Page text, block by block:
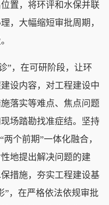
置，将环评和水保并联
，大幅缩短审批周期，
，在可研阶段，让环
设内容，对工程建设中
落实等难点、焦点问题
场踏勘找准症结。坚持
个前期”一体化融合，
地提出解决问题的建
措施，夯实工程建设基
”，在严格依法依规审批